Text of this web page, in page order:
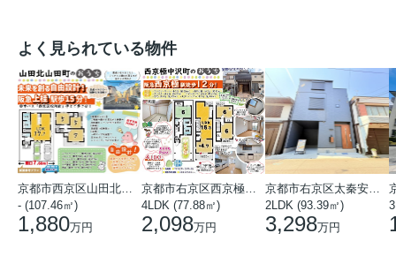
よく見られている物件
- (107.46㎡)
1,880万円
4LDK (77.88㎡)
2,098万円
2LDK (93.39㎡)
3,298万円